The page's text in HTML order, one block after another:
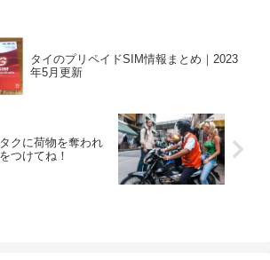
タイのプリペイドSIM情報まとめ｜2023
年5月更新
クに荷物を奪われ
つけてね！